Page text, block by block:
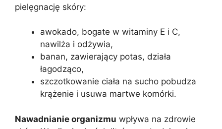
pielęgnację skóry:
awokado, bogate w witaminy E i C,
nawilża i odżywia,
banan, zawierający potas, działa
łagodząco,
szczotkowanie ciała na sucho pobudza
krążenie i usuwa martwe komórki.
Nawadnianie organizmu wpływa na zdrowie